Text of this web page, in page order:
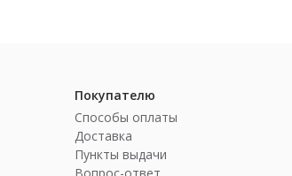
Покупателю
Способы оплаты
Доставка
Пункты выдачи